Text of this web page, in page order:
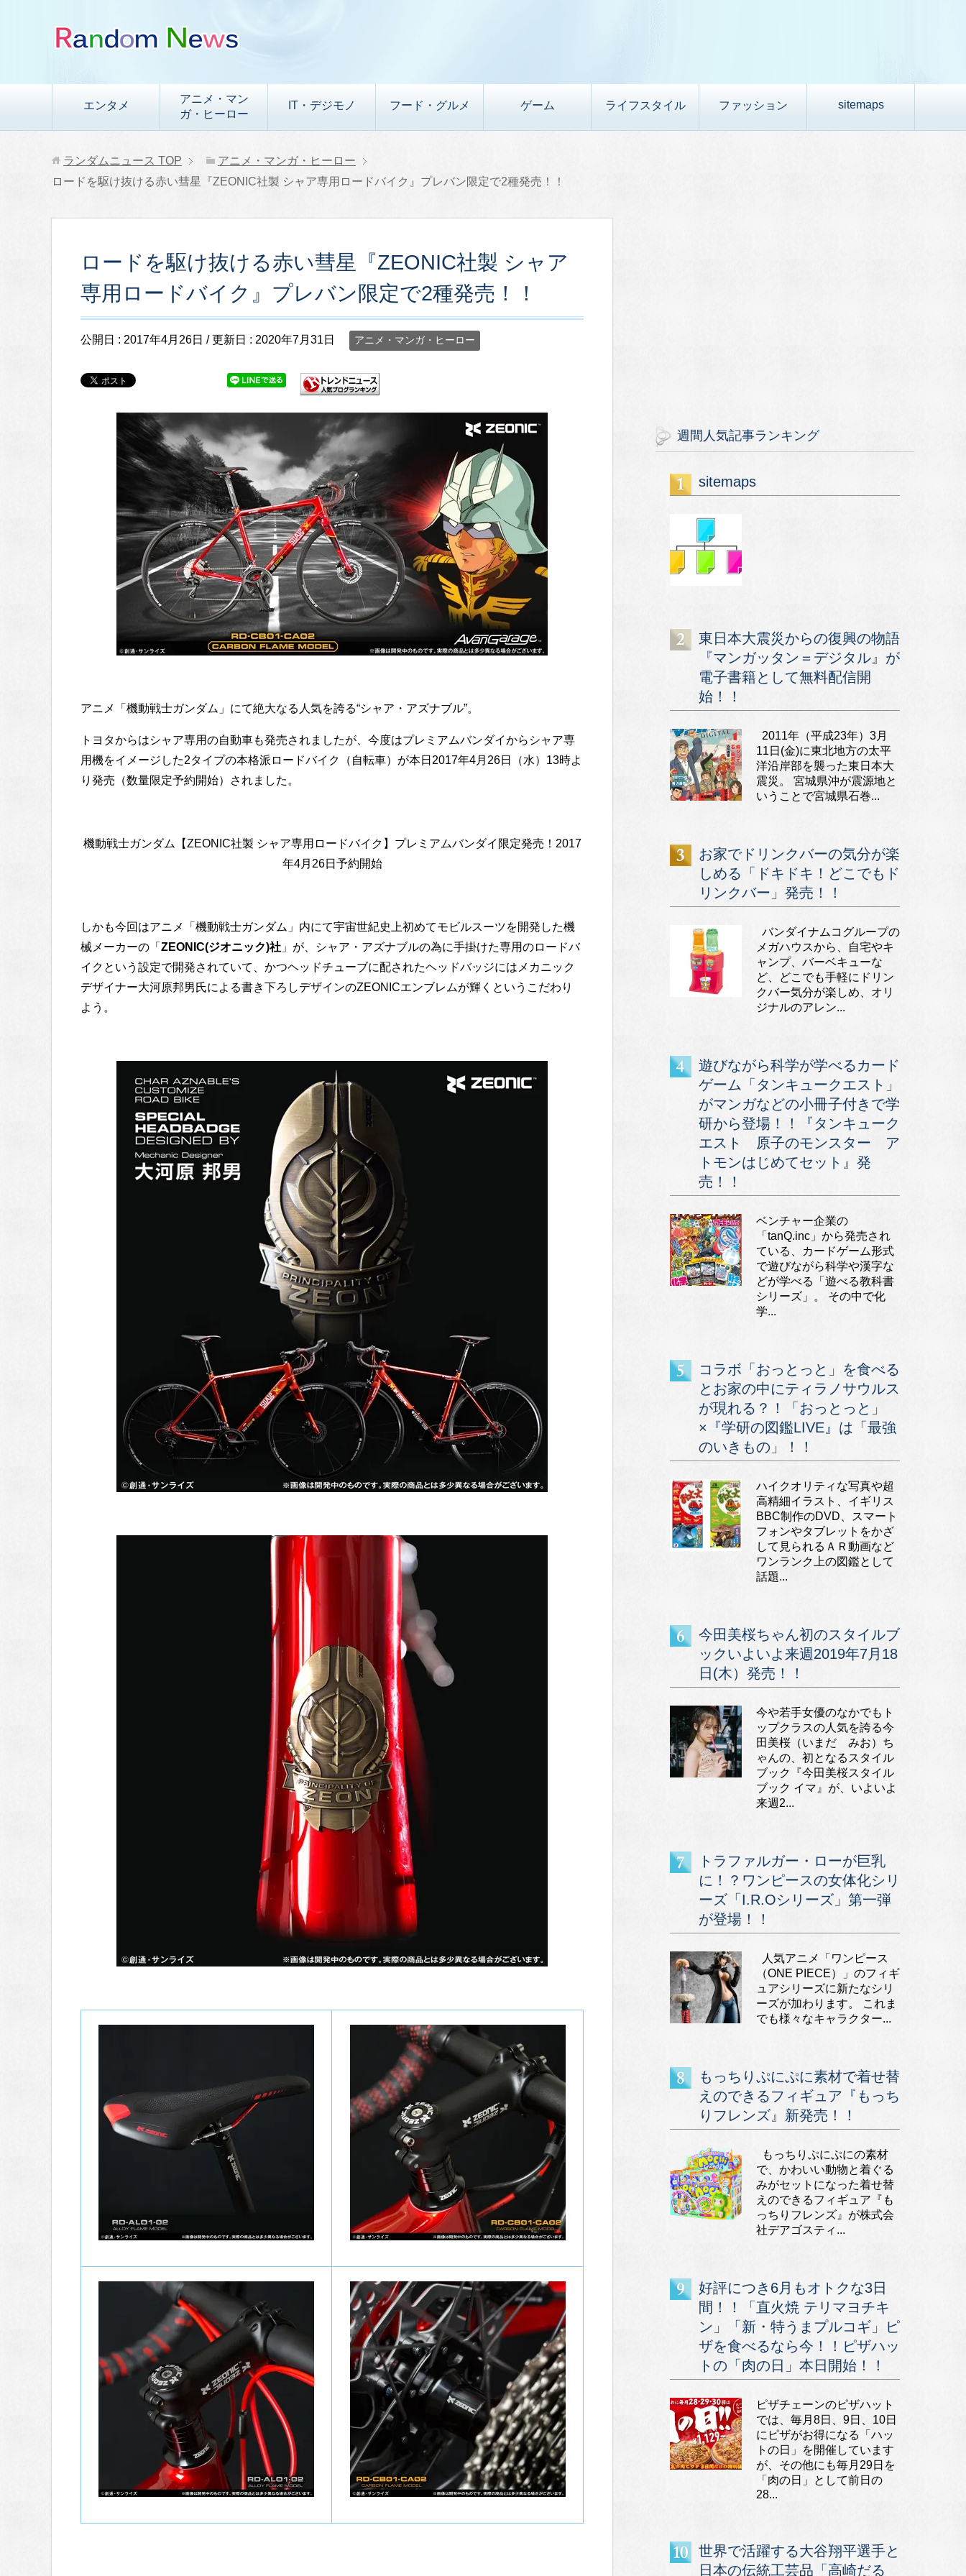
エンタメ
アニメ・マン
ガ・ヒーロー
IT・デジモノ フード・グルメ ゲーム ライフスタイル ファッション sitemaps
ランダムニュース TOP
アニメ・マンガ・ヒーロー
ロードを駆け抜ける赤い彗星『ZEONIC社製 シャア専用ロードバイク』プレバン限定で2種発売！！
ロードを駆け抜ける赤い彗星『ZEONIC社製 シャア
専用ロードバイク』プレバン限定で2種発売！！
公開日 : 2017年4月26日 / 更新日 : 2020年7月31日 アニメ・マンガ・ヒーロー
アニメ「機動戦士ガンダム」にて絶大なる人気を誇る“シャア・アズナブル”。
トヨタからはシャア専用の自動車も発売されましたが、今度はプレミアムバンダイからシャア専
用機をイメージした2タイプの本格派ロードバイク（自転車）が本日2017年4月26日（水）13時よ
り発売（数量限定予約開始）されました。
機動戦士ガンダム【ZEONIC社製 シャア専用ロードバイク】プレミアムバンダイ限定発売！2017
年4月26日予約開始
しかも今回はアニメ「機動戦士ガンダム」内にて宇宙世紀史上初めてモビルスーツを開発した機
械メーカーの「 ZEONIC(ジオニック)社 」が、シャア・アズナブルの為に手掛けた専用のロードバ
イクという設定で開発されていて、かつヘッドチューブに配されたヘッドバッジにはメカニック
デザイナー大河原邦男氏による書き下ろしデザインのZEONICエンブレムが輝くというこだわり
よう。
週間人気記事ランキング
sitemaps
東日本大震災からの復興の物語
『マンガッタン＝デジタル』が
電子書籍として無料配信開
始！！
2011年（平成23年）3月
11日(金)に東北地方の太平
洋沿岸部を襲った東日本大
震災。 宮城県沖が震源地と
いうことで宮城県石巻...
お家でドリンクバーの気分が楽
しめる「ドキドキ！どこでもド
リンクバー」発売！！
バンダイナムコグループの
メガハウスから、自宅やキ
ャンプ、バーベキューな
ど、どこでも手軽にドリン
クバー気分が楽しめ、オリ
ジナルのアレン...
遊びながら科学が学べるカード
ゲーム「タンキュークエスト」
がマンガなどの小冊子付きで学
研から登場！！『タンキューク
エスト 原子のモンスター ア
トモンはじめてセット』発
売！！
ベンチャー企業の
「tanQ.inc」から発売され
ている、カードゲーム形式
で遊びながら科学や漢字な
どが学べる「遊べる教科書
シリーズ」。 その中で化
学...
コラボ「おっとっと」を食べる
とお家の中にティラノサウルス
が現れる？！「おっとっと」
×『学研の図鑑LIVE』は「最強
のいきもの」！！
ハイクオリティな写真や超
高精細イラスト、イギリス
BBC制作のDVD、スマート
フォンやタブレットをかざ
して見られるＡＲ動画など
ワンランク上の図鑑として
話題...
今田美桜ちゃん初のスタイルブ
ックいよいよ来週2019年7月18
日(木）発売！！
今や若手女優のなかでもト
ップクラスの人気を誇る今
田美桜（いまだ みお）ち
ゃんの、初となるスタイル
ブック『今田美桜スタイル
ブック イマ』が、いよいよ
来週2...
トラファルガー・ローが巨乳
に！？ワンピースの女体化シリ
ーズ「I.R.Oシリーズ」第一弾
が登場！！
人気アニメ「ワンピース
（ONE PIECE）」のフィギ
ュアシリーズに新たなシリ
ーズが加わります。 これま
でも様々なキャラクター...
もっちりぷにぷに素材で着せ替
えのできるフィギュア『もっち
りフレンズ』新発売！！
もっちりぷにぷにの素材
で、かわいい動物と着ぐる
みがセットになった着せ替
えのできるフィギュア『も
っちりフレンズ』が株式会
社デアゴスティ...
好評につき6月もオトクな3日
間！！「直火焼 テリマヨチキ
ン」「新・特うまプルコギ」ピ
ザを食べるなら今！！ピザハッ
トの「肉の日」本日開始！！
ピザチェーンのピザハット
では、毎月8日、9日、10日
にピザがお得になる「ハッ
トの日」を開催しています
が、その他にも毎月29日を
「肉の日」として前日の
28...
世界で活躍する大谷翔平選手と
日本の伝統工芸品「高崎だる